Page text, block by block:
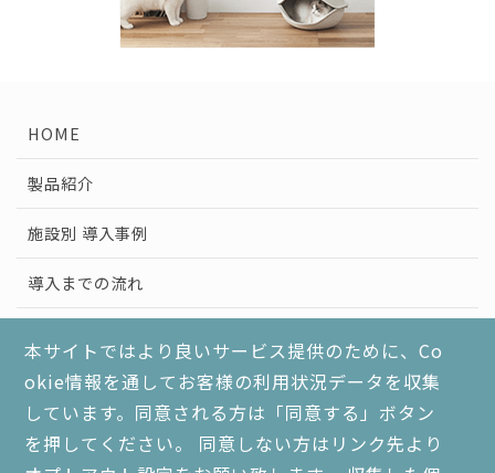
本サイトではより良いサービス提供のために、Co
okie情報を通してお客様の利用状況データを収集
しています。同意される方は「同意する」ボタン
を押してください。 同意しない方はリンク先より
HOME
製品紹介
施設別 導入事例
導入までの流れ
よくあるご質問
個人情報保護方針